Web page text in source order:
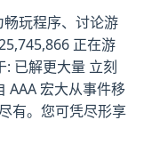
玩程序、讨论游
正在游
已解更大量 立刻
AAA 宏大从事件移
有。您可凭尽形享